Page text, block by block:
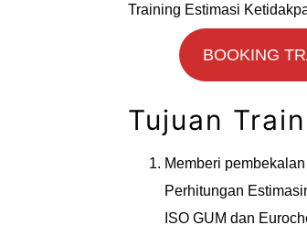
Training Estimasi
BOOKING
Tujuan
Memberi
Perhitungan
ISO GUM dan